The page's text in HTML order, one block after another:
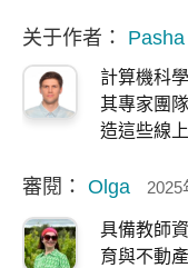
关于作者： Pasha
計算機科
其專家團
造這些線
審閱： Olga 2025
具備教師
育與不動